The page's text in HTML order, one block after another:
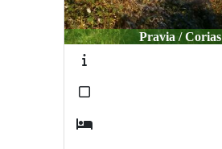
Pravia / Corias